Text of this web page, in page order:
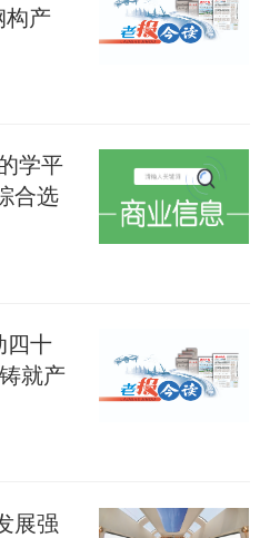
产
学平
合选
四十
就产
展强